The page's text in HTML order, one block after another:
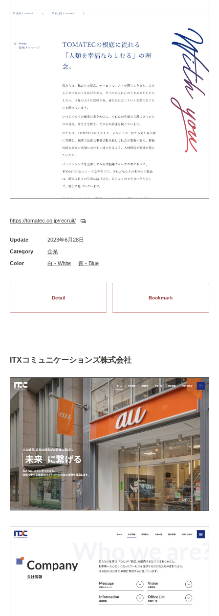
https://tomatec.co.jp/recruit/
Update
2023年6月28日
Category
企業
Color
白 - White 青 - Blue
Detail Bookmark
ITXコミュニケーションズ株式会社